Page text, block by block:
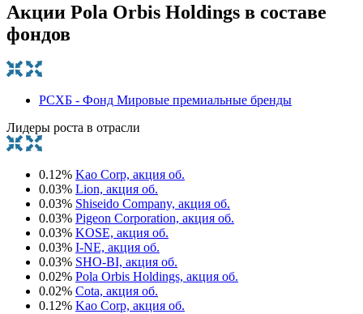
Акции Pola Orbis Holdings в составе
фондов
РСХБ - Фонд Мировые премиальные бренды
Лидеры роста в отрасли
0.12% Kao Corp, акция об.
0.03% Lion, акция об.
0.03% Shiseido Company, акция об.
0.03% Pigeon Corporation, акция об.
0.03% KOSE, акция об.
0.03% I-NE, акция об.
0.03% SHO-BI, акция об.
0.02% Pola Orbis Holdings, акция об.
0.02% Cota, акция об.
0.12% Kao Corp, акция об.